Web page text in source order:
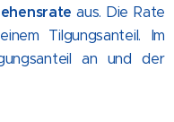
aus. Die Rate
Tilgungsanteil. Im
an und der